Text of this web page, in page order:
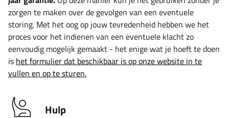
zorgen te maken over de gevolgen van een eventuele
storing. Met het oog op jouw tevredenheid hebben we het
proces voor het indienen van een eventuele klacht zo
eenvoudig mogelijk gemaakt - het enige wat je hoeft te doen
is het formulier dat beschikbaar is op onze website in te
vullen en op te sturen.
Hulp